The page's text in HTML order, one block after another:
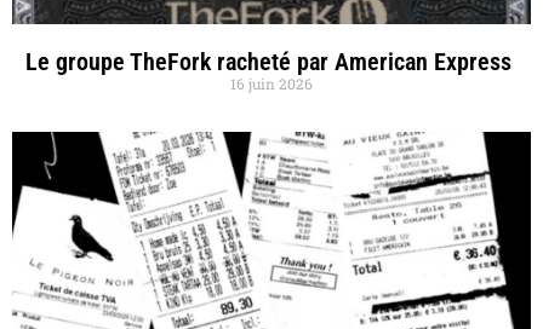
Le groupe TheFork racheté par American Express
16 juin 2026